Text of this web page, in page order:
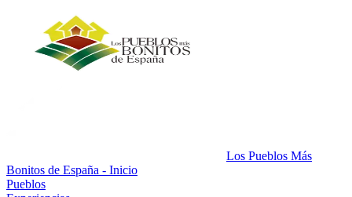
Los Pueblos Más
Bonitos de España - Inicio
Pueblos